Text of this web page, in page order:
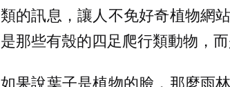
類的訊息，讓人不免好奇植物網
是那些有殼的四足爬行類動物，
如果說葉子是植物的臉，那麼雨